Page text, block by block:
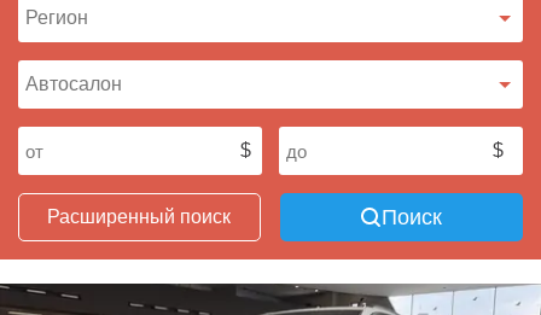
Расширенный поиск Поиск